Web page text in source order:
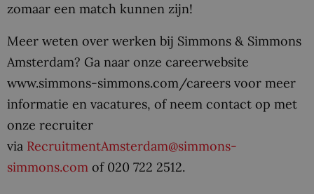
zomaar een match kunnen zijn!
Meer weten over werken bij Simmons & Simmons
Amsterdam? Ga naar onze careerwebsite
www.simmons-simmons.com/careers voor meer
informatie en vacatures, of neem contact op met
onze recruiter
via RecruitmentAmsterdam@simmons-
simmons.com of 020 722 2512.